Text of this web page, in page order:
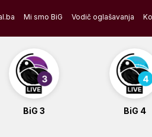
Mi smo BiG Vodič oglašavanja
BiG 3 BiG 4